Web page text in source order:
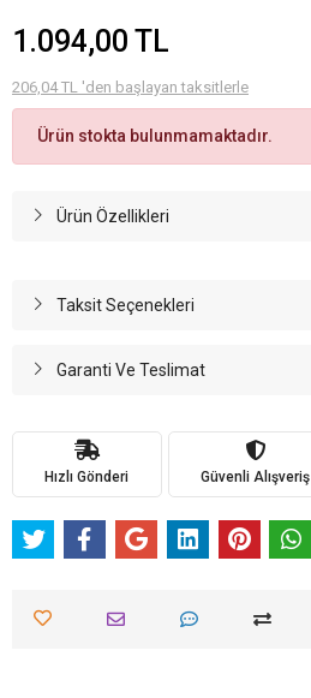
1.094,00 TL
206,04 TL 'den başlayan taksitlerle
Ürün stokta bulunmamaktadır.
Ürün Özellikleri
Taksit Seçenekleri
Garanti Ve Teslimat
Hızlı Gönderi Güvenli Alışveriş